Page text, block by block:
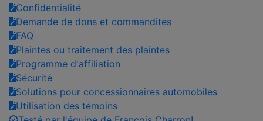
Confidentialité
Demande de dons et commandites
FAQ
Plaintes ou traitement des plaintes
Programme d'affiliation
Sécurité
Solutions pour concessionnaires automobiles
Utilisation des témoins